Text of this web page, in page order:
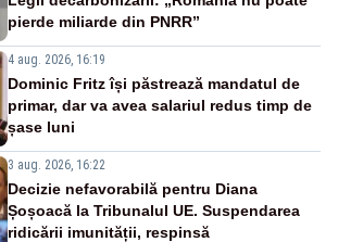
pierde miliarde din PNRR”
4 aug. 2026, 16:19
Dominic Fritz își păstrează mandatul de
primar, dar va avea salariul redus timp de
șase luni
3 aug. 2026, 16:22
Decizie nefavorabilă pentru Diana
Șoșoacă la Tribunalul UE. Suspendarea
ridicării imunității, respinsă